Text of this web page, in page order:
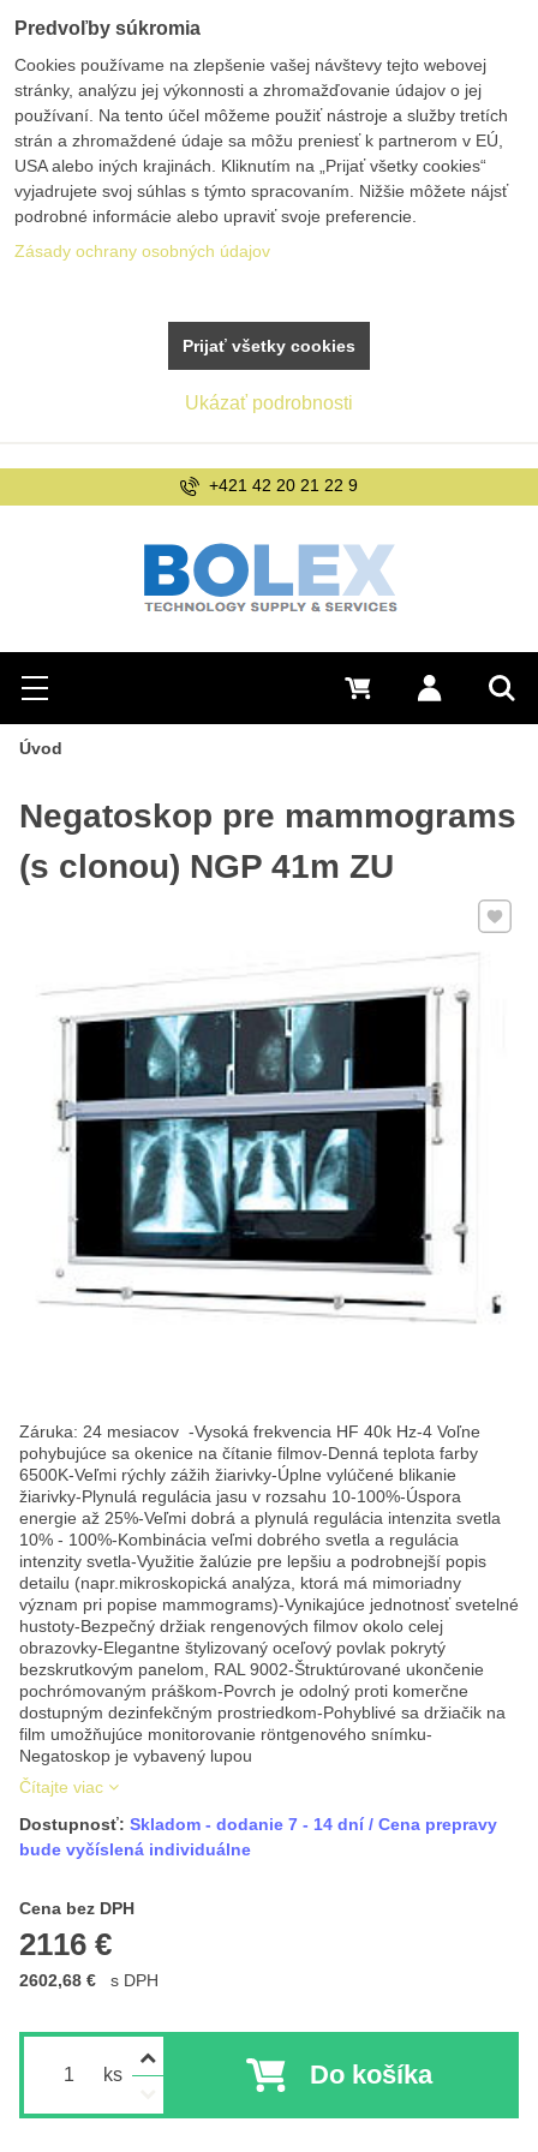
Hľadať
Menu Prihlásiť sa
0 €
Úvod
Negatoskop pre mammograms
(s clonou) NGP 41m ZU
Záruka: 24 mesiacov -Vysoká frekvencia HF 40k Hz-4 Voľne
pohybujúce sa okenice na čítanie filmov-Denná teplota farby
6500K-Veľmi rýchly zážih žiarivky-Úplne vylúčené blikanie
žiarivky-Plynulá regulácia jasu v rozsahu 10-100%-Úspora
energie až 25%-Veľmi dobrá a plynulá regulácia intenzita svetla
10% - 100%-Kombinácia veľmi dobrého svetla a regulácia
intenzity svetla-Využitie žalúzie pre lepšiu a podrobnejší popis
detailu (napr.mikroskopická analýza, ktorá má mimoriadny
význam pri popise mammograms)-Vynikajúce jednotnosť svetelné
hustoty-Bezpečný držiak rengenových filmov okolo celej
obrazovky-Elegantne štylizovaný oceľový povlak pokrytý
bezskrutkovým panelom, RAL 9002-Štruktúrované ukončenie
pochrómovaným práškom-Povrch je odolný proti komerčne
dostupným dezinfekčným prostriedkom-Pohyblivé sa držiačik na
film umožňujúce monitorovanie röntgenového snímku-
Negatoskop je vybavený lupou
Čítajte viac
Pridať
Dostupnosť: Skladom - dodanie 7 - 14 dní / Cena prepravy
bude vyčíslená individuálne
Cena bez DPH
2116 €
Cena s DPH
2602,68 € s DPH
ks Do košíka
Predvoľby súkromia
Cookies používame na zlepšenie vašej návštevy tejto webovej
stránky, analýzu jej výkonnosti a zhromažďovanie údajov o jej
používaní. Na tento účel môžeme použiť nástroje a služby tretích
strán a zhromaždené údaje sa môžu preniesť k partnerom v EÚ,
USA alebo iných krajinách. Kliknutím na „Prijať všetky cookies“
vyjadrujete svoj súhlas s týmto spracovaním. Nižšie môžete nájsť
podrobné informácie alebo upraviť svoje preferencie.
Zásady ochrany osobných údajov
Ukázať podrobnosti
Prijať všetky cookies